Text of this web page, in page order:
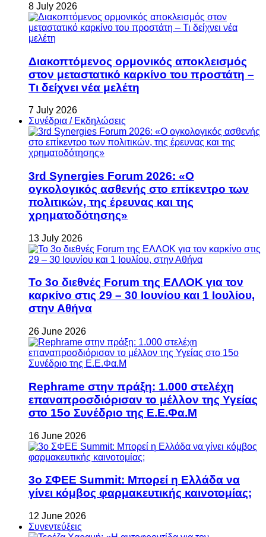
8 July 2026
Διακοπτόμενος ορμονικός αποκλεισμός
στον μεταστατικό καρκίνο του προστάτη –
Τι δείχνει νέα μελέτη
7 July 2026
Συνέδρια / Εκδηλώσεις
3rd Synergies Forum 2026: «Ο
ογκολογικός ασθενής στο επίκεντρο των
πολιτικών, της έρευνας και της
χρηματοδότησης»
13 July 2026
Το 3ο διεθνές Forum της ΕΛΛΟΚ για τον
καρκίνο στις 29 – 30 Ιουνίου και 1 Ιουλίου,
στην Αθήνα
26 June 2026
Rephrame στην πράξη: 1.000 στελέχη
επαναπροσδιόρισαν το μέλλον της Υγείας
στο 15ο Συνέδριο της Ε.Ε.Φα.Μ
16 June 2026
3ο ΣΦΕΕ Summit: Μπορεί η Ελλάδα να
γίνει κόμβος φαρμακευτικής καινοτομίας;
12 June 2026
Συνεντεύξεις